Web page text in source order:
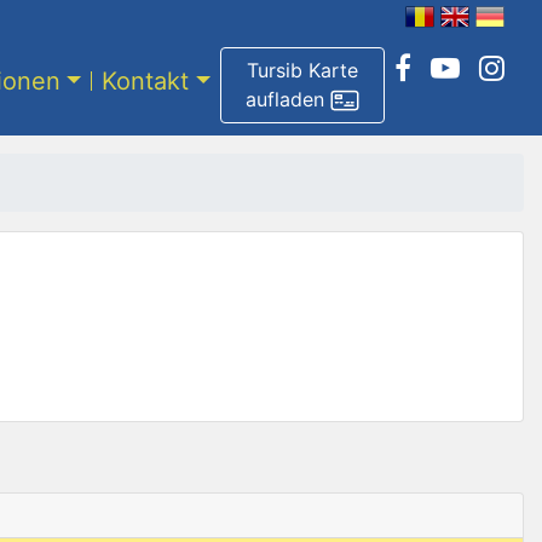
Tursib Karte
aufladen
Kontakt